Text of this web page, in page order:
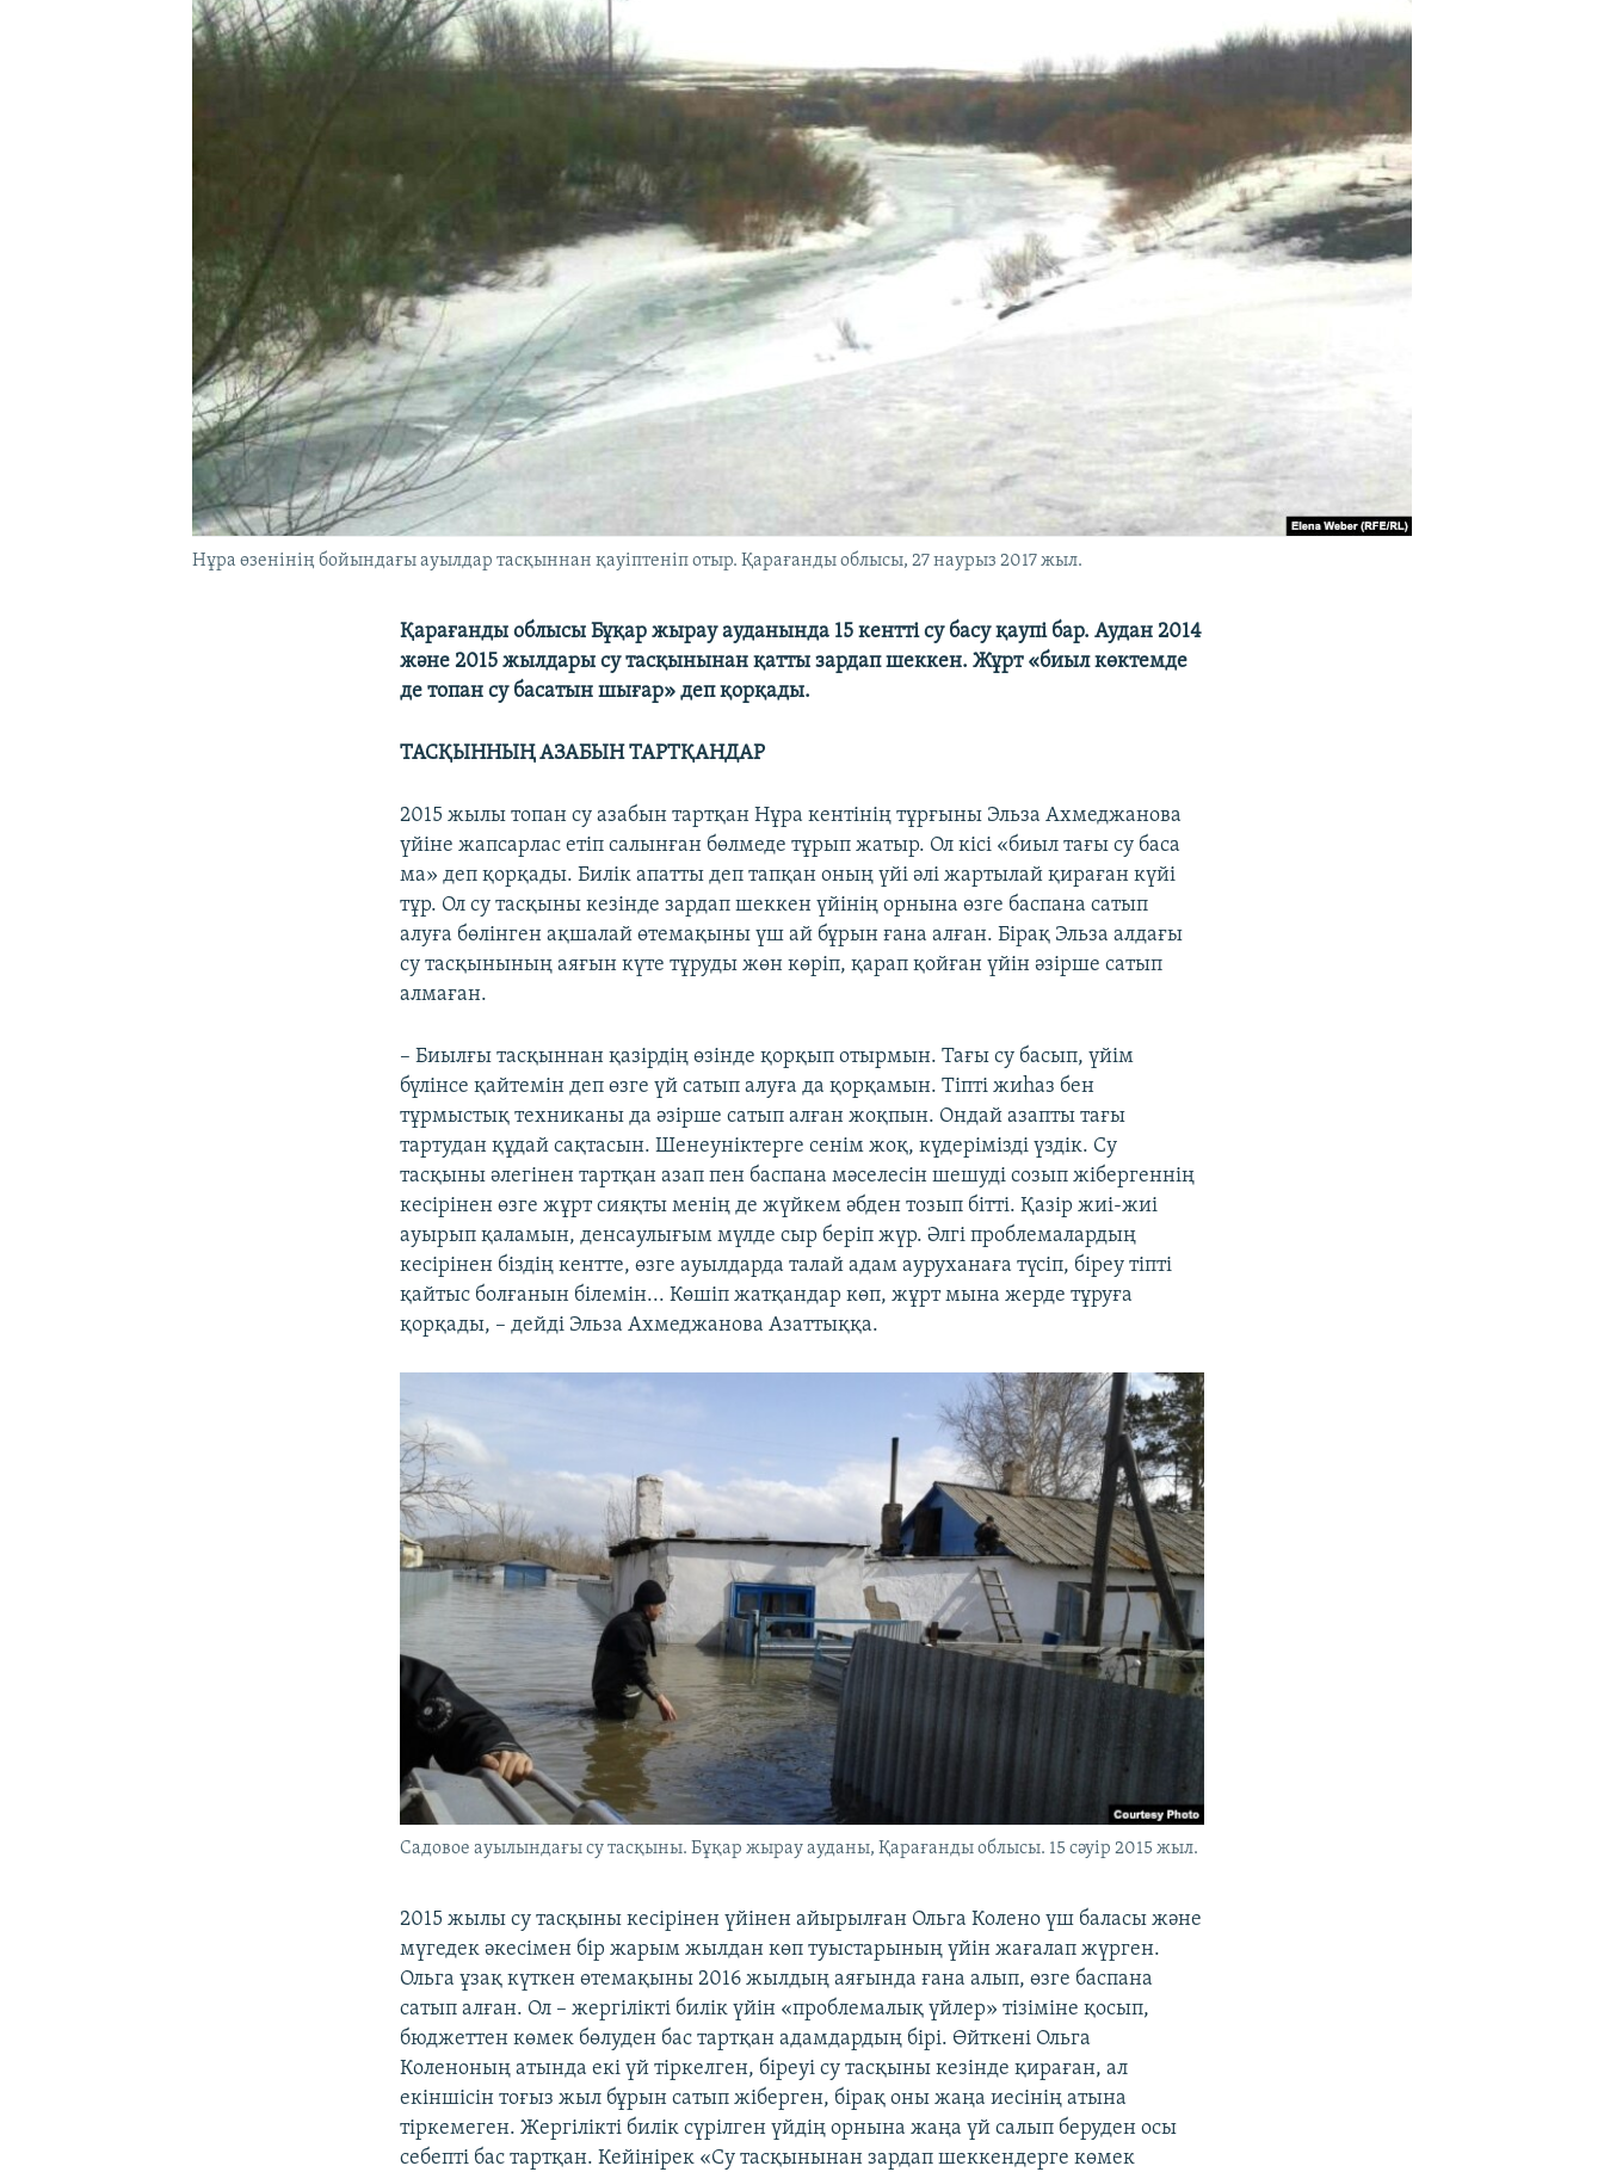
Нұра өзенінің бойындағы ауылдар тасқыннан қауіптеніп отыр. Қарағанды облысы, 27 наурыз 2017 жыл.
Қарағанды облысы Бұқар жырау ауданында 15 кентті су басу қаупі бар. Аудан 2014
және 2015 жылдары су тасқынынан қатты зардап шеккен. Жұрт «биыл көктемде
де топан су басатын шығар» деп қорқады.
ТАСҚЫННЫҢ АЗАБЫН ТАРТҚАНДАР
2015 жылы топан су азабын тартқан Нұра кентінің тұрғыны Эльза Ахмеджанова
үйіне жапсарлас етіп салынған бөлмеде тұрып жатыр. Ол кісі «биыл тағы су баса
ма» деп қорқады. Билік апатты деп тапқан оның үйі әлі жартылай қираған күйі
тұр. Ол су тасқыны кезінде зардап шеккен үйінің орнына өзге баспана сатып
алуға бөлінген ақшалай өтемақыны үш ай бұрын ғана алған. Бірақ Эльза алдағы
су тасқынының аяғын күте тұруды жөн көріп, қарап қойған үйін әзірше сатып
алмаған.
– Биылғы тасқыннан қазірдің өзінде қорқып отырмын. Тағы су басып, үйім
бүлінсе қайтемін деп өзге үй сатып алуға да қорқамын. Тіпті жиһаз бен
тұрмыстық техниканы да әзірше сатып алған жоқпын. Ондай азапты тағы
тартудан құдай сақтасын. Шенеуніктерге сенім жоқ, күдерімізді үздік. Су
тасқыны әлегінен тартқан азап пен баспана мәселесін шешуді созып жібергеннің
кесірінен өзге жұрт сияқты менің де жүйкем әбден тозып бітті. Қазір жиі-жиі
ауырып қаламын, денсаулығым мүлде сыр беріп жүр. Әлгі проблемалардың
кесірінен біздің кентте, өзге ауылдарда талай адам ауруханаға түсіп, біреу тіпті
қайтыс болғанын білемін... Көшіп жатқандар көп, жұрт мына жерде тұруға
қорқады, – дейді Эльза Ахмеджанова Азаттыққа.
Садовое ауылындағы су тасқыны. Бұқар жырау ауданы, Қарағанды облысы. 15 cәуір 2015 жыл.
2015 жылы су тасқыны кесірінен үйінен айырылған Ольга Колено үш баласы және
мүгедек әкесімен бір жарым жылдан көп туыстарының үйін жағалап жүрген.
Ольга ұзақ күткен өтемақыны 2016 жылдың аяғында ғана алып, өзге баспана
сатып алған. Ол – жергілікті билік үйін «проблемалық үйлер» тізіміне қосып,
бюджеттен көмек бөлуден бас тартқан адамдардың бірі. Өйткені Ольга
Коленоның атында екі үй тіркелген, біреуі су тасқыны кезінде қираған, ал
екіншісін тоғыз жыл бұрын сатып жіберген, бірақ оны жаңа иесінің атына
тіркемеген. Жергілікті билік сүрілген үйдің орнына жаңа үй салып беруден осы
себепті бас тартқан. Кейінірек «Су тасқынынан зардап шеккендерге көмек